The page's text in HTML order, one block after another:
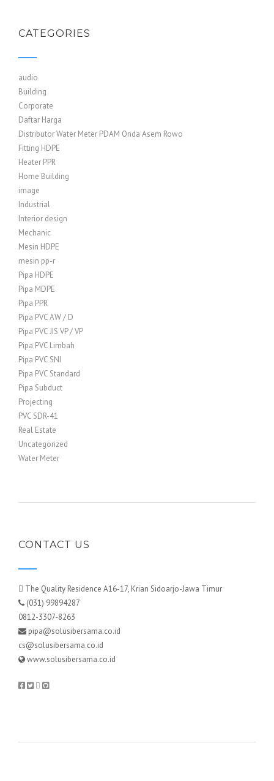
CATEGORIES
audio
Building
Corporate
Daftar Harga
Distributor Water Meter PDAM Onda Asem Rowo
Fitting HDPE
Heater PPR
Home Building
image
Industrial
Interior design
Mechanic
Mesin HDPE
mesin pp-r
Pipa HDPE
Pipa MDPE
Pipa PPR
Pipa PVC AW / D
Pipa PVC JIS VP / VP
Pipa PVC Limbah
Pipa PVC SNI
Pipa PVC Standard
Pipa Subduct
Projecting
PVC SDR-41
Real Estate
Uncategorized
Water Meter
CONTACT US
The Quality Residence A16-17, Krian Sidoarjo-Jawa Timur
(031) 99894287
0812-3307-8263
pipa@solusibersama.co.id
cs@solusibersama.co.id
www.solusibersama.co.id